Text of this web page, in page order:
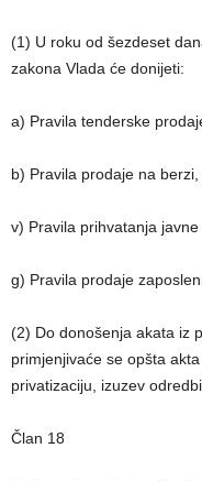
(1) U roku od šezdeset
zakona Vlada će donijeti:
a) Pravila tenderske
b) Pravila prodaje na berzi,
v) Pravila prihvatanja
g) Pravila prodaje
(2) Do donošenja akata iz
primjenjivaće se opšta
privatizaciju, izuzev
Član 18